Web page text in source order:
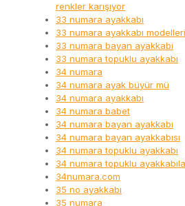
renkler karışıyor
33 numara ayakkabı
33 numara ayakkabı modelleri
33 numara bayan ayakkabı
33 numara topuklu ayakkabı
34 numara
34 numara ayak büyür mü
34 numara ayakkabı
34 numara babet
34 numara bayan ayakkabı
34 numara bayan ayakkabısı
34 numara topuklu ayakkabı
34 numara topuklu
34numara.com
35 no ayakkabı
35 numara